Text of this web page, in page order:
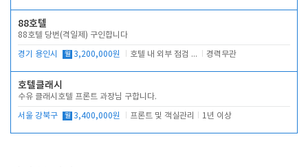
88호텔
88호텔 당번(격일제) 구인합니다
경기 용인시 월 3,200,000원 호텔 내 외부 점검 및 프런트 운영 경력무관
호텔클래시
수유 클래시호텔 프론트 과장님 구합니다.
서울 강북구 월 3,400,000원 프론트 및 객실관리 1년 이상